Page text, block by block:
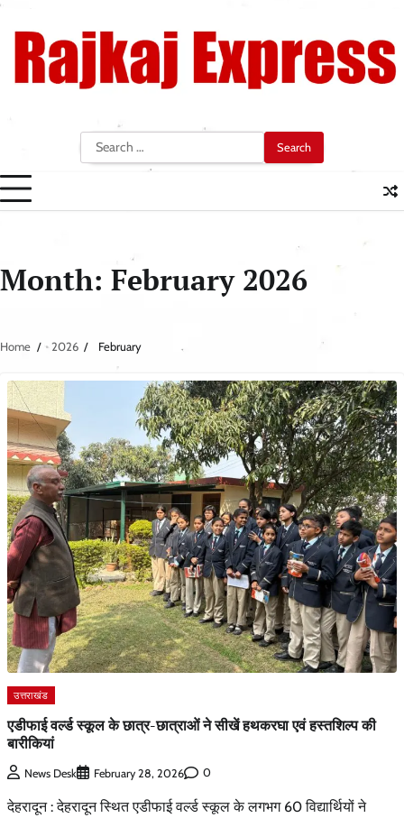
Skip
content
Search
for:
Month: February 2026
Home 2026 February
उत्तराखंड
एडीफाई वर्ल्ड स्कूल के छात्र-छात्राओं ने सीखें हथकरघा एवं हस्तशिल्प की
बारीकियां
News Desk February 28, 2026 0
देहरादून : देहरादून स्थित एडीफाई वर्ल्ड स्कूल के लगभग 60 विद्यार्थियों ने